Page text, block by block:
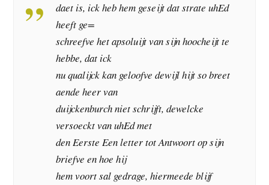
daet is, ick heb hem geseijt dat strate uhEd
heeft ge=
schreefve het apsoluijt van sijn hoocheijt te
hebbe, dat ick
nu qualijck kan geloofve dewijl hijt so breet
aende heer van
duijckenburch niet schrijft, dewelcke
versoeckt van uhEd met
den Eerste Een letter tot Antwoort op sijn
briefve en hoe hij
hem voort sal gedrage, hiermeede blijf